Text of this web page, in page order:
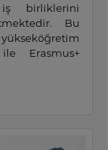
iş birliklerini
Bu
Erasmus+
hayata
uluslararası